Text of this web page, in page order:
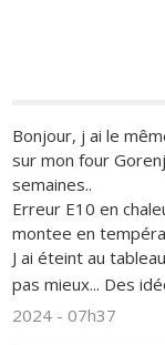
Bonjour, j ai le
sur mon four
semaines..
Erreur E10 en
montee en
J ai éteint au
pas mieux... Des
2024 - 07h37